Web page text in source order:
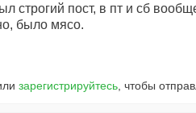
строгий пост, в пт и сб
было мясо.
зарегистрируйтесь , чтобы